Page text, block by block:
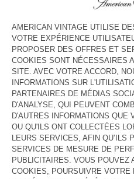
AJOUTER
VOIR LE LOOK
DESCRIPTION
TAILLE ET COUPE